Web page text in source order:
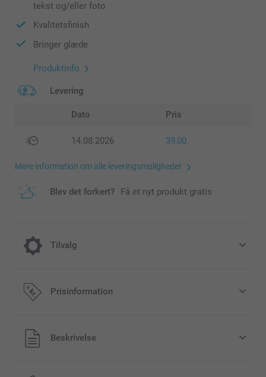
tekst og/eller foto
Kvalitetsfinish
Bringer glæde
Produktinfo
Levering
Dato Pris
14.08.2026 39,00
Mere information om alle leveringsmuligheder
Blev det forkert? Få et nyt produkt gratis
Tilvalg
Giv dit gavemærke et særligt festligt look,
eller et moderne og elegant look ved at
papir.
Prisinformation
Alle priser inklusive moms og uden
forsendelsesomkostninger
Beskrivelse